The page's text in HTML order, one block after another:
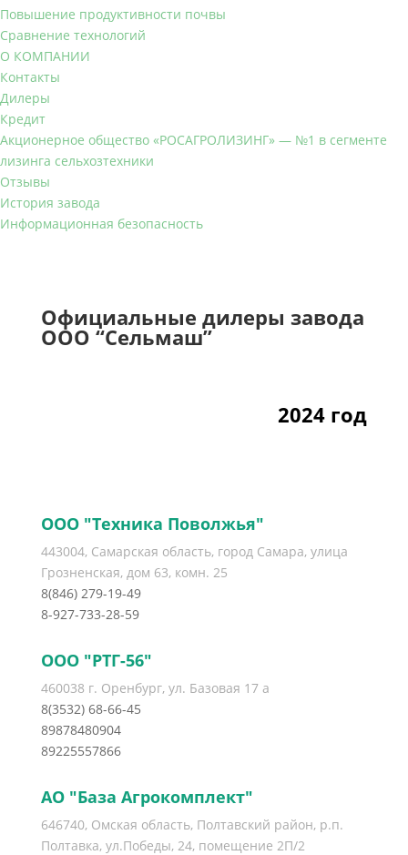
Повышение продуктивности почвы
Сравнение технологий
О КОМПАНИИ
Контакты
Дилеры
Кредит
Акционерное общество «РОСАГРОЛИЗИНГ» — №1 в сегменте
лизинга сельхозтехники
Отзывы
История завода
Информационная безопасность
Официальные дилеры завода
ООО “Сельмаш”
2024 год
ООО "Техника Поволжья"
443004, Самарская область, город Самара, улица
Грозненская, дом 63, комн. 25
8(846) 279-19-49
8-927-733-28-59
ООО "РТГ-56"
460038 г. Оренбург, ул. Базовая 17 а
8(3532) 68-66-45
89878480904
89225557866
АО "База Агрокомплект"
646740, Омская область, Полтавский район, р.п.
Полтавка, ул.Победы, 24, помещение 2П/2